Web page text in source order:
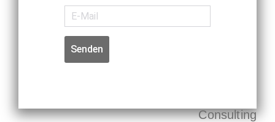
Senden
Consulting